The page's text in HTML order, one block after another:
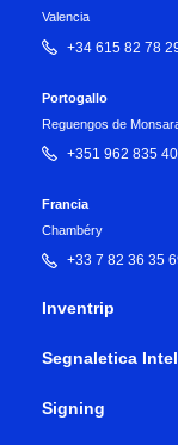
Valencia
+34 615 82 78
Portogallo
Reguengos de
+351 962 835
Francia
Chambéry
+33 7 82 36 35
Inventrip
Segnaletica
Signing